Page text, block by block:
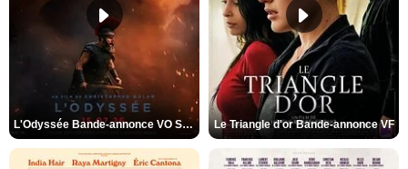
L'Odyssée Bande-annonce VO STFR Le Triangle d'or Bande-annonce VF